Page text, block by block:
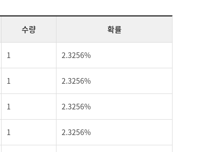
수량 확률
1 2.3256%
1 2.3256%
1 2.3256%
1 2.3256%